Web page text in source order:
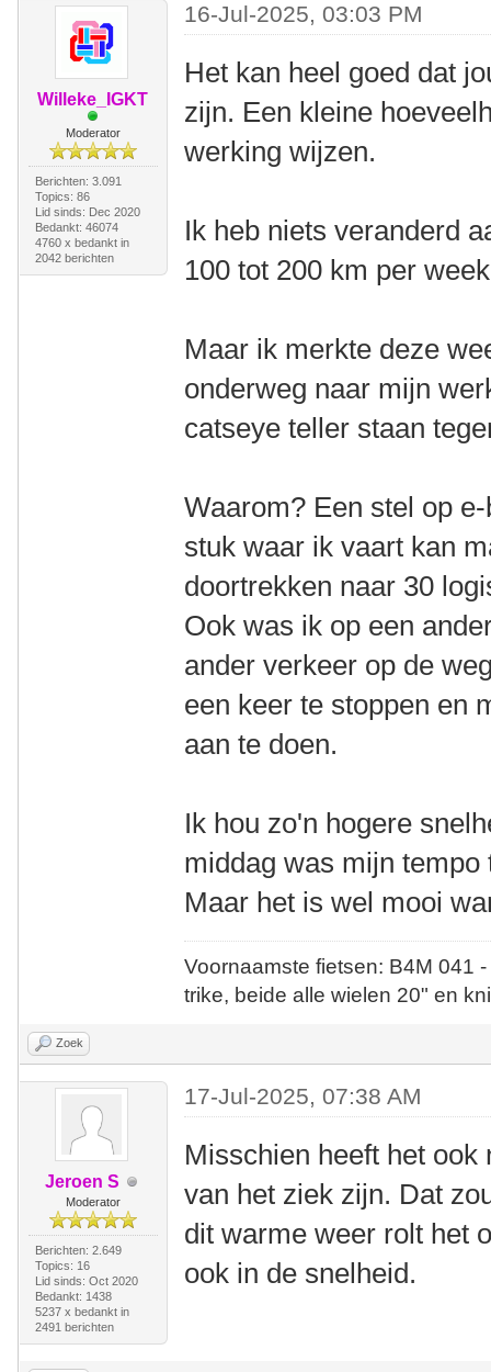
Willeke_IGKT
Moderator
Berichten: 3.091
Topics: 86
Lid sinds: Dec 2020
Bedankt: 46074
4760 x bedankt in
2042 berichten
16-Jul-2025, 03:03 PM
Het kan heel goed dat
zijn. Een kleine
werking wijzen.
Ik heb niets veranderd
100 tot 200 km per
Maar ik merkte deze
onderweg naar mijn
catseye teller staan
Waarom? Een stel op
stuk waar ik vaart kan
doortrekken naar 30
Ook was ik op een
ander verkeer op de
een keer te stoppen en
aan te doen.
Ik hou zo'n hogere
middag was mijn
Maar het is wel mooi
Voornaamste fietsen: B4M
trike, beide alle wielen 20" en
Zoek
Jeroen S
Moderator
Berichten: 2.649
Topics: 16
Lid sinds: Oct 2020
Bedankt: 1438
5237 x bedankt in
2491 berichten
17-Jul-2025, 07:38 AM
Misschien heeft het
van het ziek zijn. Dat
dit warme weer rolt het
ook in de snelheid.